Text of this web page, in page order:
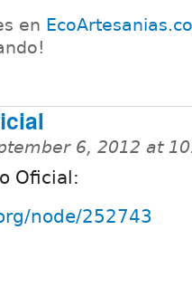
en
6, 2012 at
Oficial:
node/252743